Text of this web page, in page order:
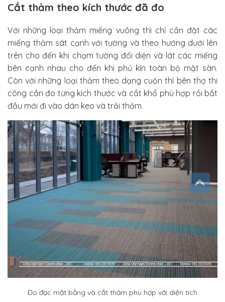
Cắt thảm theo kích thước đã đo
Với những loại thảm miếng vuông thì chỉ cần đặt các
miếng thảm sát cạnh với tường và theo hướng dưới lên
trên cho đến khi chạm tường đối diện và lát các miếng
bên cạnh nhau cho đến khi phủ kín toàn bộ mặt sàn.
Còn với những loại thảm theo dạng cuộn thì bên thợ thi
công cần đo từng kích thước và cắt khổ phù hợp rồi bắt
đầu mới đi vào dán keo và trải thảm.
Đo đạc mặt bằng và cắt thảm phù hợp với diện tích